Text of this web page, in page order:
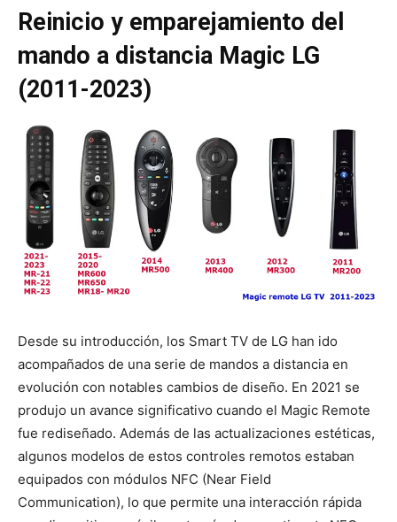
Reinicio y emparejamiento del
mando a distancia Magic LG
(2011-2023)
Desde su introducción, los Smart TV de LG han ido
acompañados de una serie de mandos a distancia en
evolución con notables cambios de diseño. En 2021 se
produjo un avance significativo cuando el Magic Remote
fue rediseñado. Además de las actualizaciones estéticas,
algunos modelos de estos controles remotos estaban
equipados con módulos NFC (Near Field
Communication), lo que permite una interacción rápida